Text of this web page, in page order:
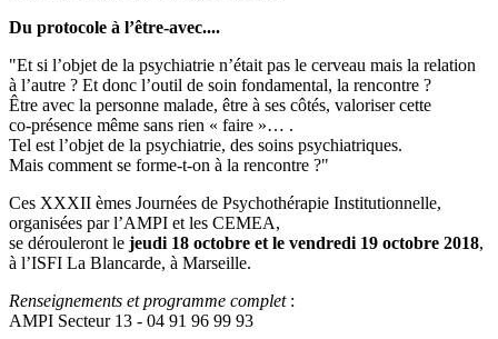
Du protocole à l’être-avec....
"Et si l’objet de la psychiatrie n’était pas le cerveau mais la relation
à l’autre ? Et donc l’outil de soin fondamental, la rencontre ?
Être avec la personne malade, être à ses côtés, valoriser cette
co-présence même sans rien « faire »… .
Tel est l’objet de la psychiatrie, des soins psychiatriques.
Mais comment se forme-t-on à la rencontre ?"
Ces XXXII èmes Journées de Psychothérapie Institutionnelle,
organisées par l’AMPI et les CEMEA,
se dérouleront le jeudi 18 octobre et le vendredi 19 octobre 2018,
à l’ISFI La Blancarde, à Marseille.
Renseignements et programme complet:
AMPI Secteur 13 - 04 91 96 99 93